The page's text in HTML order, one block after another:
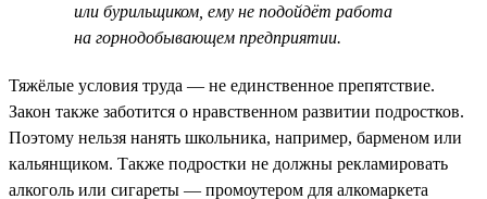
или бурильщиком, ему не подойдёт работа
на горнодобывающем предприятии.
Тяжёлые условия труда — не единственное препятствие.
Закон также заботится о нравственном развитии подростков.
Поэтому нельзя нанять школьника, например, барменом или
кальянщиком. Также подростки не должны рекламировать
алкоголь или сигареты — промоутером для алкомаркета